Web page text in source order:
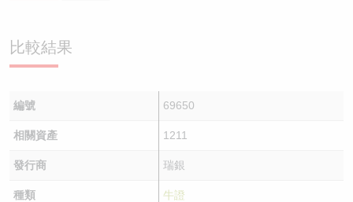
比較結果
編號 69650
相關資產 1211
發行商 瑞銀
種類 牛證